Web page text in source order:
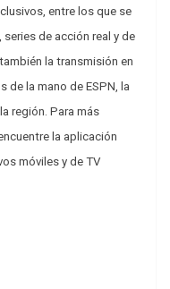
entre los que se
de acción real y de
la transmisión en
de la mano de ESPN, la
región. Para más
la aplicación
móviles y de TV